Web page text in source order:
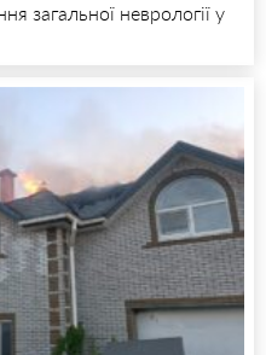
загальної неврології у